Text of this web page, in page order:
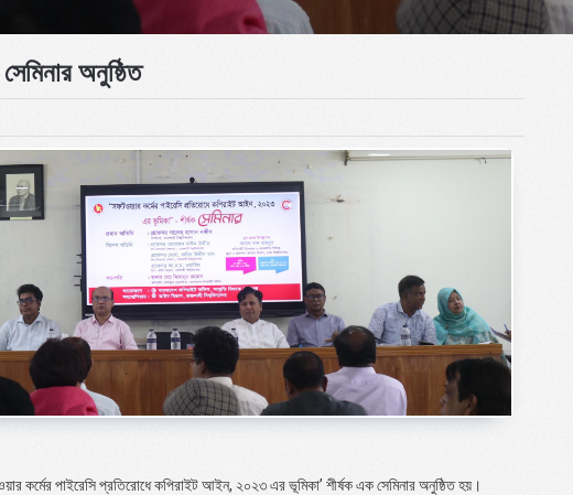
অনুষ্ঠিত
কর্মের পাইরেসি প্রতিরোধে কপিরাইট আইন, ২০২৩ এর ভূমিকা’ শীর্ষক এক সেমিনার অনুষ্ঠিত হয়।